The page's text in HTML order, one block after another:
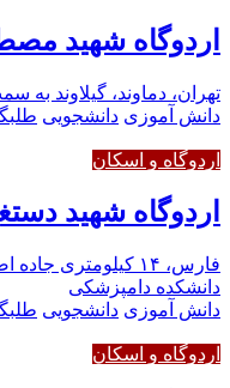
اردوگاه شهید
تهران، دماوند، گیلاوند به
دانش آموزی دانشجویی
اردوگاه و اسکان
اردوگاه شهید
فارس، ۱۴ کیلومتری
دانشکده دامپزشکی
دانش آموزی دانشجویی
اردوگاه و اسکان